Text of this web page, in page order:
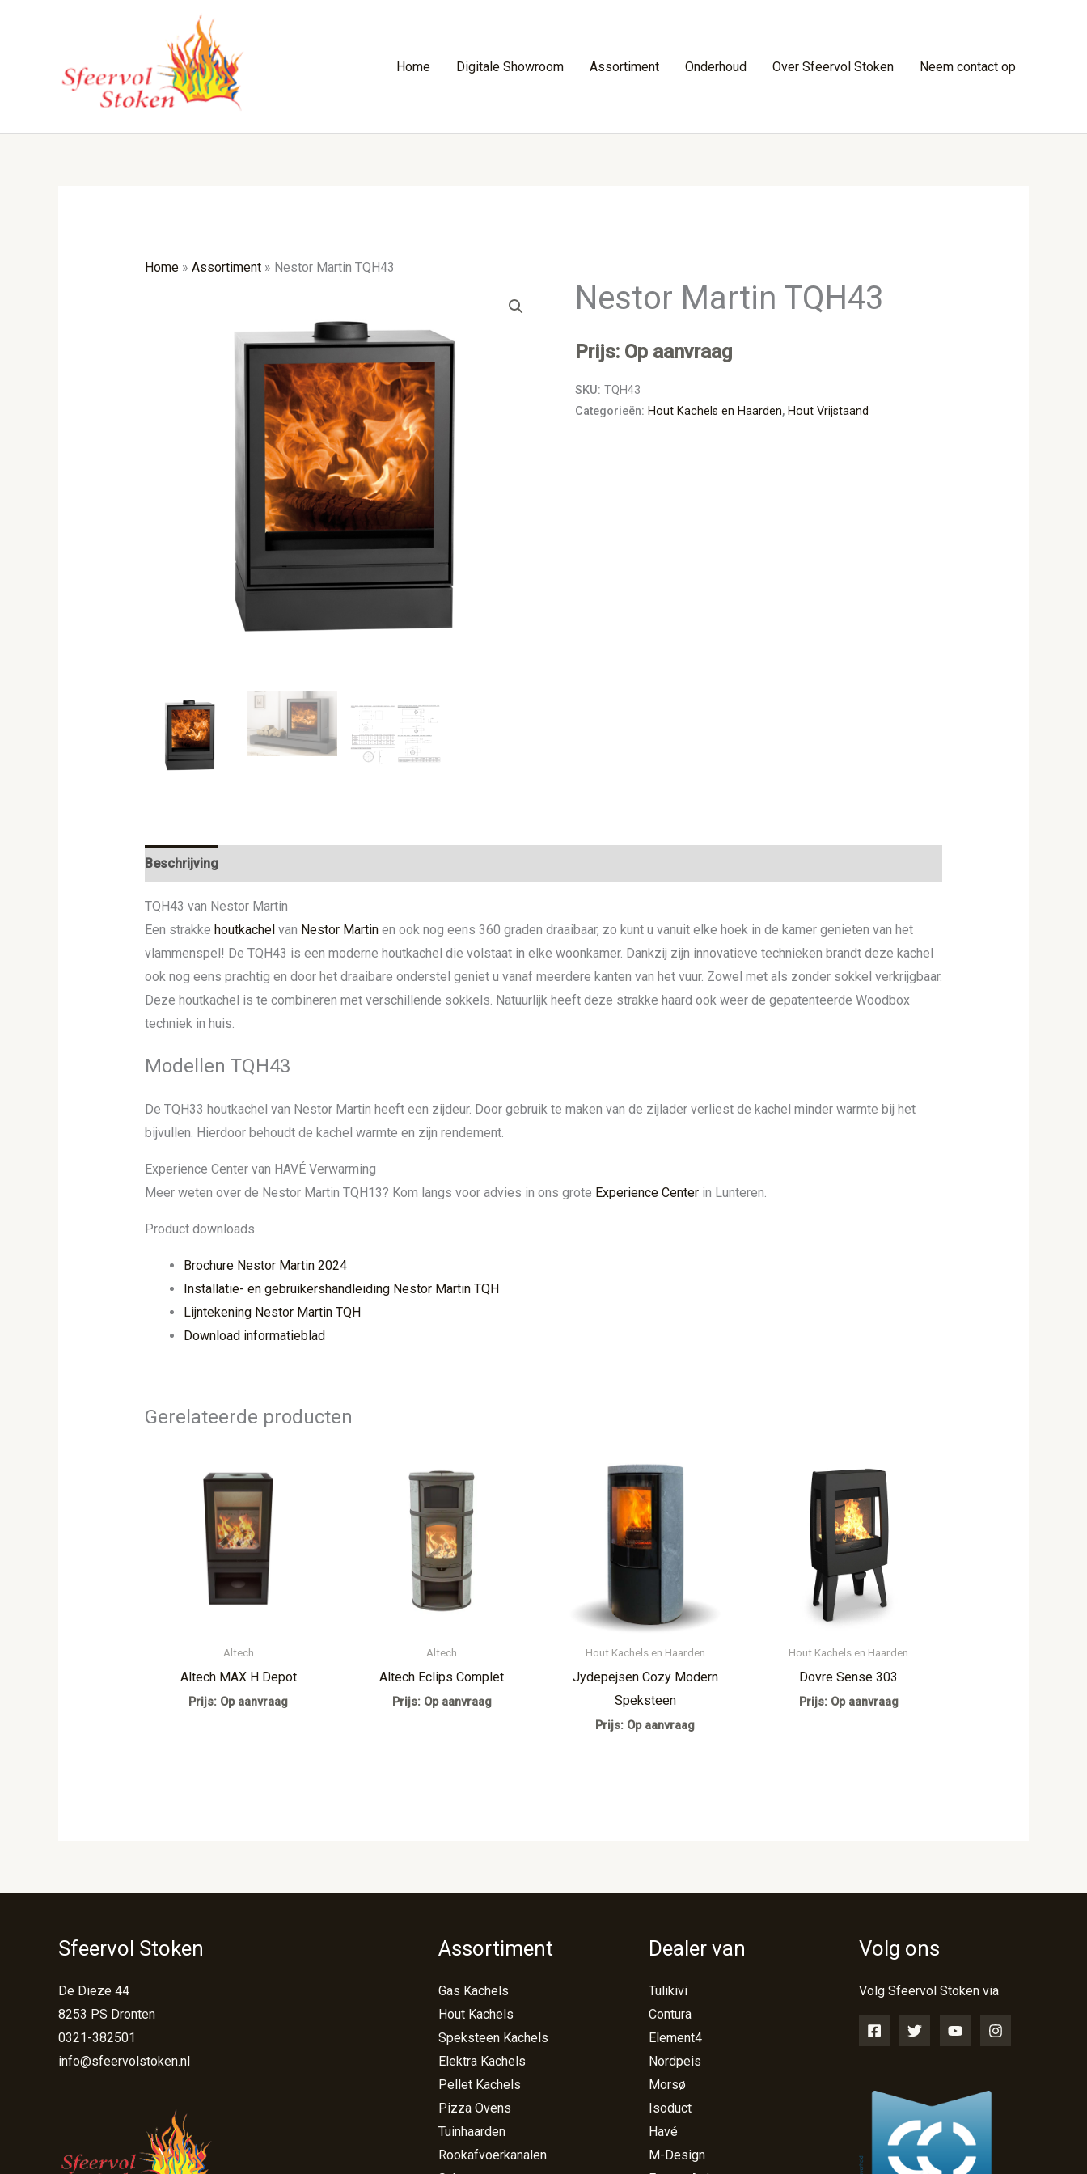
Home Digitale Showroom Assortiment Onderhoud Over Sfeervol Stoken Neem contact op
Home» Assortiment» Nestor Martin TQH43
Nestor Martin TQH43
Prijs: Op aanvraag
SKU:TQH43
Categorieën: Hout Kachels en Haarden, Hout Vrijstaand
Beschrijving
TQH43 van Nestor Martin
Een strakke houtkachel van Nestor Martinen ook nog eens 360 graden draaibaar, zo kunt u vanuit elke hoek in de kamer genieten van het
vlammenspel! De TQH43 is een moderne houtkachel die volstaat in elke woonkamer. Dankzij zijn innovatieve technieken brandt deze kachel
ook nog eens prachtig en door het draaibare onderstel geniet u vanaf meerdere kanten van het vuur. Zowel met als zonder sokkel verkrijgbaar.
Deze houtkachel is te combineren met verschillende sokkels. Natuurlijk heeft deze strakke haard ook weer de gepatenteerde Woodbox
techniek in huis.
Modellen TQH43
De TQH33 houtkachel van Nestor Martin heeft een zijdeur. Door gebruik te maken van de zijlader verliest de kachel minder warmte bij het
bijvullen. Hierdoor behoudt de kachel warmte en zijn rendement.
Experience Center van HAVÉ Verwarming
Meer weten over de Nestor Martin TQH13? Kom langs voor advies in ons grote Experience Centerin Lunteren.
Product downloads
Brochure Nestor Martin 2024
Installatie- en gebruikershandleiding Nestor Martin TQH
Lijntekening Nestor Martin TQH
Download informatieblad
Gerelateerde producten
Altech
Altech MAX H Depot
Prijs: Op aanvraag
Altech
Altech Eclips Complet
Prijs: Op aanvraag
Hout Kachels en Haarden
Jydepejsen Cozy Modern
Speksteen
Prijs: Op aanvraag
Hout Kachels en Haarden
Dovre Sense 303
Prijs: Op aanvraag
Sfeervol Stoken
De Dieze 44
8253 PS Dronten
0321-382501
info@sfeervolstoken.nl
Assortiment
Gas Kachels
Hout Kachels
Speksteen Kachels
Elektra Kachels
Pellet Kachels
Pizza Ovens
Tuinhaarden
Rookafvoerkanalen
Dealer van
Tulikivi
Contura
Element4
Nordpeis
Morsø
Isoduct
Havé
M-Design
Volg ons
Volg Sfeervol Stoken via